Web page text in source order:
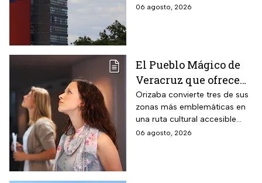
control, después de encontrar
06 agosto, 2026
El Pueblo Mágico de
Veracruz que ofrece
por 70 pesos una
visita a 18 museos
históricos en estas
vacaciones de agosto
Orizaba convierte tres de sus
zonas más emblemáticas en
una ruta cultural accesible
para toda la familia
06 agosto, 2026